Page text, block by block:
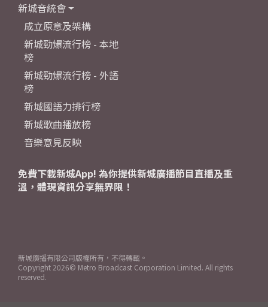
新城音統會
成立原意及架構
新城勁爆流行榜 - 本地
榜
新城勁爆流行榜 - 外語
榜
新城國語力排行榜
新城歌曲播放榜
音樂意見反映
免費下載新城App! 為你提供新城廣播節目直播及重
溫，體現資訊分享無界限！
新城廣播有限公司版權所有，不得轉載。
Copyright 2026© Metro Broadcast Corporation Limited. All rights
reserved.